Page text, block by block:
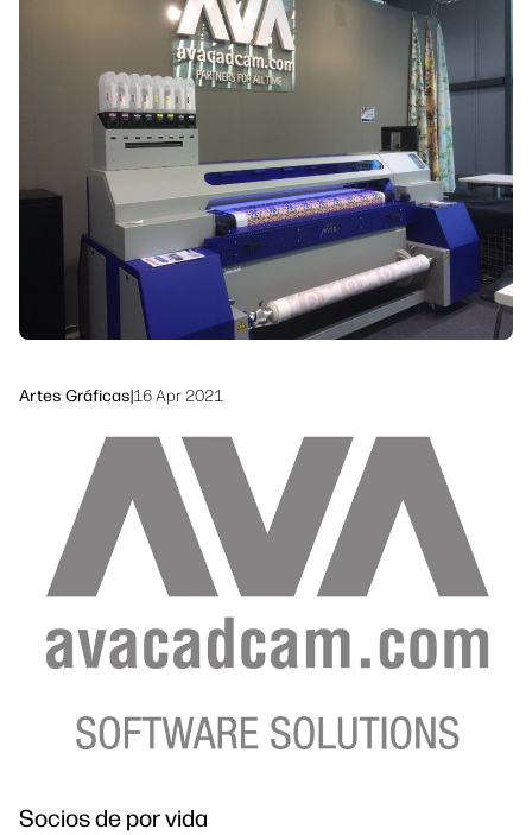
Ponte en contacto con un experto de
Síguenos
youtube
Soluciones de flujo de trabajo
Sostenibilidad
Artes Gráficas|16 Apr 2021
Socios de por vida